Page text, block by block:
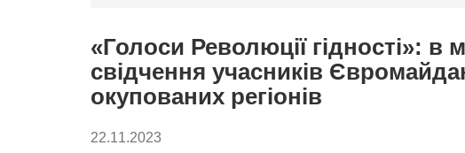
«Голоси Революції гідності»: в
свідчення учасників
окупованих регіонів
22.11.2023